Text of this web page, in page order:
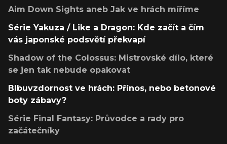
Aim Down Sights aneb Jak ve hrách míříme
Série Yakuza / Like a Dragon: Kde začít a čím
vás japonské podsvětí překvapí
Shadow of the Colossus: Mistrovské dílo, které
se jen tak nebude opakovat
Blbuvzdornost ve hrách: Přínos, nebo betonové
boty zábavy?
Série Final Fantasy: Průvodce a rady pro
začátečníky